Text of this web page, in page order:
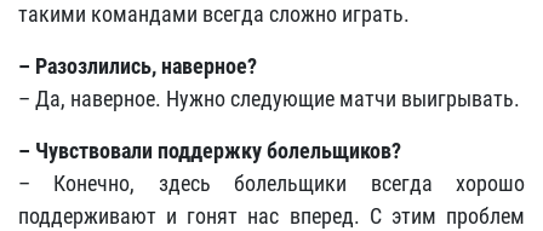
такими командами всегда сложно играть.
– Разозлились, наверное?
– Да, наверное. Нужно следующие матчи выигрывать.
– Чувствовали поддержку болельщиков?
– Конечно, здесь болельщики всегда хорошо
поддерживают и гонят нас вперед. С этим проблем